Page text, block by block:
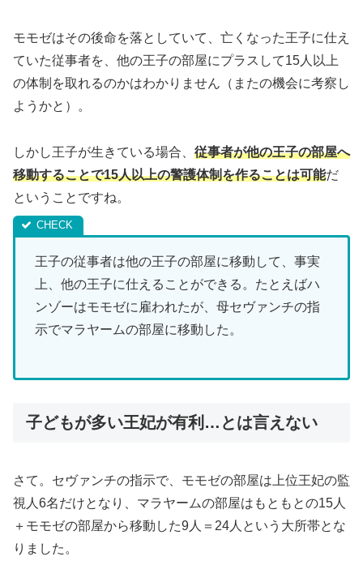
モモゼはその後命を落としていて、亡くなった王子に仕え
ていた従事者を、他の王子の部屋にプラスして15人以上
の体制を取れるのかはわかりません（またの機会に考察し
ようかと）。
しかし王子が生きている場合、 従事者が他の王子の部屋へ
移動することで15人以上の警護体制を作ることは可能だ
ということですね。
王子の従事者は他の王子の部屋に移動して、事実
上、他の王子に仕えることができる。たとえばハ
ンゾーはモモゼに雇われたが、母セヴァンチの指
示でマラヤームの部屋に移動した。
子どもが多い王妃が有利…とは言えない
さて。セヴァンチの指示で、モモゼの部屋は上位王妃の監
視人6名だけとなり、マラヤームの部屋はもともとの15人
＋モモゼの部屋から移動した9人＝24人という大所帯とな
りました。